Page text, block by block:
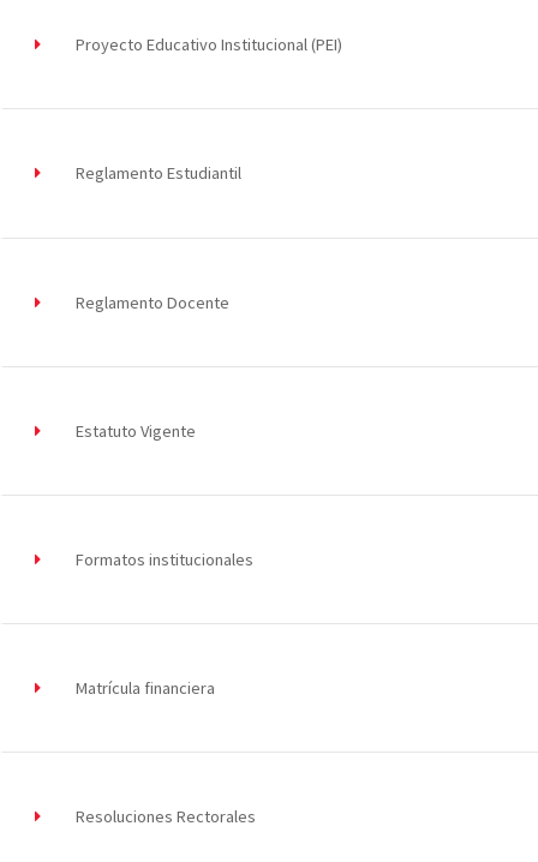
Proyecto Educativo Institucional (PEI)
Reglamento Estudiantil
Reglamento Docente
Estatuto Vigente
Formatos institucionales
Matrícula financiera
Resoluciones Rectorales